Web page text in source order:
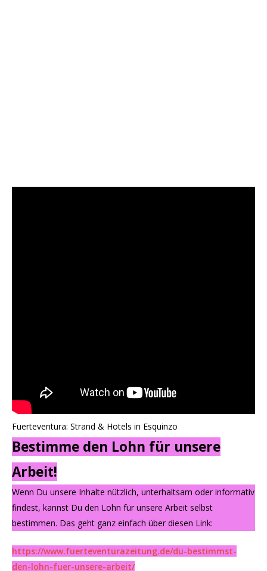
Fuerteventura: Strand & Hotels in Esquinzo
Bestimme den Lohn für unsere
Arbeit!
Wenn Du unsere Inhalte nützlich, unterhaltsam oder informativ
findest, kannst Du den Lohn für unsere Arbeit selbst
bestimmen. Das geht ganz einfach über diesen Link:
https://www.fuerteventurazeitung.de/du-bestimmst-
den-lohn-fuer-unsere-arbeit/